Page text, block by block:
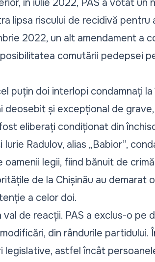
în iulie 2022, PAS a votat un
lipsa riscului de recidivă pentru
2022, un alt amendament a
comutării pedepsei
puțin doi interlopi condamnați
deosebit și excepțional de
eliberați condiționat din
Iurie Radulov, alias „Babior”,
legii, fiind bănuit de
de la Chișinău au demarat
a celor doi.
de reacții. PAS a exclus-o pe
din rândurile partidului.
legislative, astfel încât